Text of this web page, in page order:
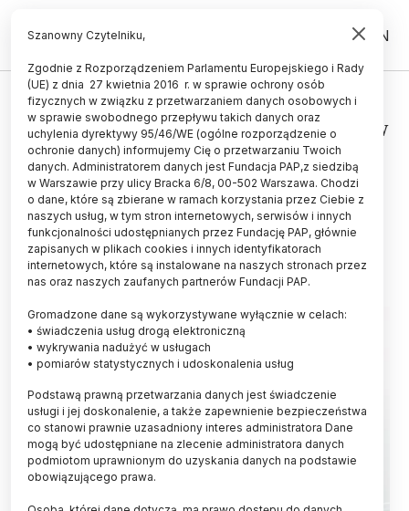
PL EN
PRAWO
Opozycja i działacze na rzecz praw
zwierząt krytycznie o rządowym
projekcie dot. zwierząt
laboratoryjnych
29.09.2021
aktualizacja: 29.09.2021
3 minuty czytania
Szanowny Czytelniku,
Zgodnie z Rozporządzeniem Parlamentu Europejskiego i Rady
(UE) z dnia 27 kwietnia 2016 r. w sprawie ochrony osób
fizycznych w związku z przetwarzaniem danych osobowych i
w sprawie swobodnego przepływu takich danych oraz
uchylenia dyrektywy 95/46/WE (ogólne rozporządzenie o
ochronie danych) informujemy Cię o przetwarzaniu Twoich
danych. Administratorem danych jest Fundacja PAP,z siedzibą
w Warszawie przy ulicy Bracka 6/8, 00-502 Warszawa. Chodzi
o dane, które są zbierane w ramach korzystania przez Ciebie z
naszych usług, w tym stron internetowych, serwisów i innych
funkcjonalności udostępnianych przez Fundację PAP, głównie
zapisanych w plikach cookies i innych identyfikatorach
internetowych, które są instalowane na naszych stronach przez
nas oraz naszych zaufanych partnerów Fundacji PAP.
Gromadzone dane są wykorzystywane wyłącznie w celach:
• świadczenia usług drogą elektroniczną
• wykrywania nadużyć w usługach
• pomiarów statystycznych i udoskonalenia usług
Podstawą prawną przetwarzania danych jest świadczenie
usługi i jej doskonalenie, a także zapewnienie bezpieczeństwa
co stanowi prawnie uzasadniony interes administratora Dane
mogą być udostępniane na zlecenie administratora danych
podmiotom uprawnionym do uzyskania danych na podstawie
obowiązującego prawa.